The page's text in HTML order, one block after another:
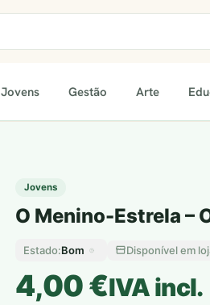
Jovens Gestão Arte
Jovens
O Menino-Estrela –
Estado:Bom Disponível em
4,00€IVA incl.